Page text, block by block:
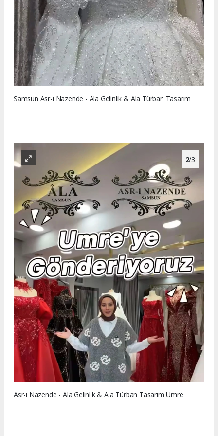
Samsun Asr-ı Nazende - Ala Gelinlik & Ala Türban Tasarım
2/3
Asr-ı Nazende - Ala Gelinlik & Ala Türban Tasarım Umre